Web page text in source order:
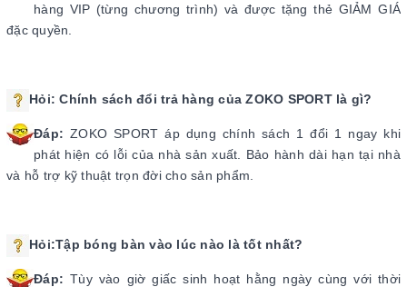
hàng VIP (từng chương trình) và được tặng thẻ GIẢM GIÁ
đặc quyền.
Hỏi:Chính sách đổi trả hàng của ZOKO SPORT là gì?
Đáp: ZOKO SPORT áp dụng chính sách 1 đổi 1 ngay khi
phát hiện có lỗi của nhà sản xuất. Bảo hành dài hạn tại nhà
và hỗ trợ kỹ thuật trọn đời cho sản phẩm.
Hỏi:Tập bóng bàn vào lúc nào là tốt nhất?
Đáp: Tùy vào giờ giấc sinh hoạt hằng ngày cùng với thời